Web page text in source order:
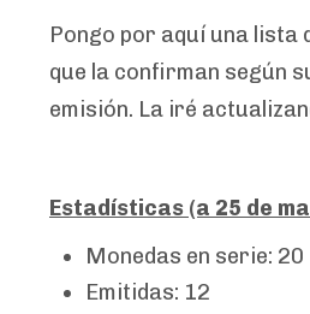
Pongo por aquí una lista
que la confirman según
emisión. La iré
Estadísticas (a 25 de
Monedas en serie: 20
Emitidas: 12